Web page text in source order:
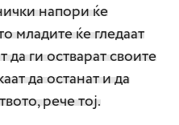
напори ќе
младите ќе гледаат
ги остварат своите
да останат и да
рече тој.